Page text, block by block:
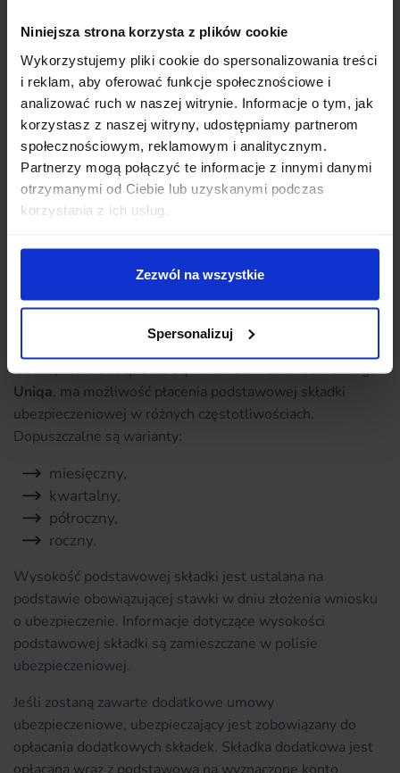
Niniejsza strona korzysta z plików cookie
Wykorzystujemy pliki cookie do spersonalizowania treści
i reklam, aby oferować funkcje społecznościowe i
analizować ruch w naszej witrynie. Informacje o tym, jak
korzystasz z naszej witryny, udostępniamy partnerom
społecznościowym, reklamowym i analitycznym.
Partnerzy mogą połączyć te informacje z innymi danymi
otrzymanymi od Ciebie lub uzyskanymi podczas
korzystania z ich usług.
Zezwól na wszystkie
Spersonalizuj
Elastyczne warunki umożliwiają dopasowanie płatności
ubezpieczenia do indywidualnych potrzeb i sytuacji
życiowych osoby ubezpieczonej. Celem tych zasad jest
zapewnienie klientom pewności finansowej i komfortu,
przy jednoczesnym dostosowaniu się do ewentualnych
zmian w ich życiu. Dzięki temu ubezpieczenie jest bardziej
dostępne i elastyczne dla różnorodnej grupy klientów.
Warto wiedzieć…
Jeśli chodzi o Plan Ochronny Uniqa,
Ubezpieczający może poprosić o zawieszenie
opłacania składek. Maksymalny czas takiego
Osoba, która ubezpiecza się w ramach Planu Ochronnego
Uniqa, ma możliwość płacenia podstawowej składki
ubezpieczeniowej w różnych częstotliwościach.
Dopuszczalne są warianty:
miesięczny,
kwartalny,
półroczny,
roczny.
Wysokość podstawowej składki jest ustalana na
podstawie obowiązującej stawki w dniu złożenia wniosku
o ubezpieczenie. Informacje dotyczące wysokości
podstawowej składki są zamieszczane w polisie
ubezpieczeniowej.
Jeśli zostaną zawarte dodatkowe umowy
ubezpieczeniowe, ubezpieczający jest zobowiązany do
opłacania dodatkowych składek. Składka dodatkowa jest